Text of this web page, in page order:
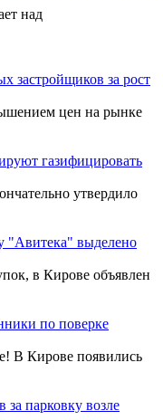
над
застройщиков за рост
цен на рынке
газифицировать
утвердило
"Авитека" выделено
в Кирове объявлен
по поверке
В Кирове появились
парковку возле